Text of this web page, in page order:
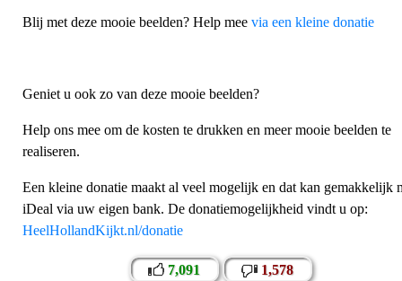
Blij met deze mooie beelden? Help mee via een kleine donatie
Geniet u ook zo van deze mooie beelden?
Help ons mee om de kosten te drukken en meer mooie beelden te
realiseren.
Een kleine donatie maakt al veel mogelijk en dat kan gemakkelijk
iDeal via uw eigen bank. De donatiemogelijkheid vindt u op:
HeelHollandKijkt.nl/donatie
7,091 1,578